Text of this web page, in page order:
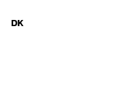
DK